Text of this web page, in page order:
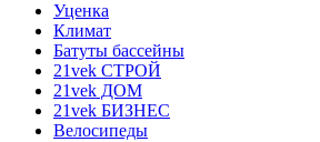
Уценка
Климат
Батуты бассейны
21vek СТРОЙ
21vek ДОМ
21vek БИЗНЕС
Велосипеды